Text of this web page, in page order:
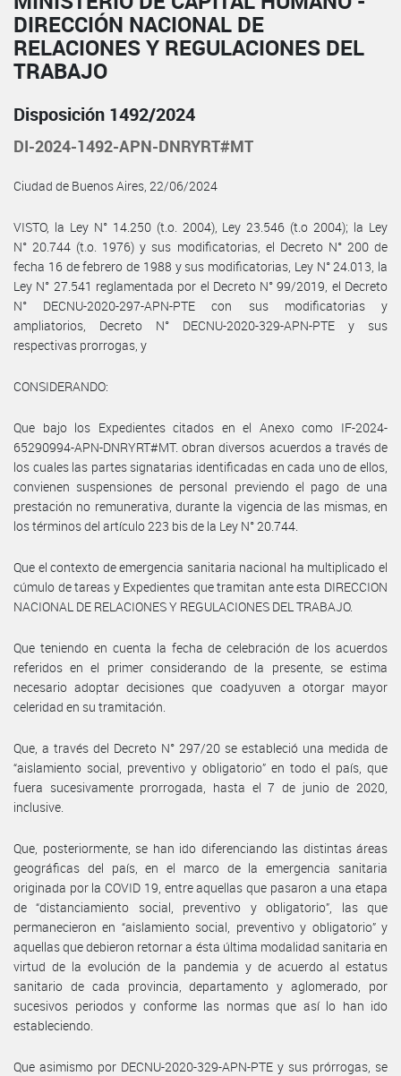
DIRECCIÓN NACIONAL DE
RELACIONES Y REGULACIONES DEL
TRABAJO
Disposición 1492/2024
DI-2024-1492-APN-DNRYRT#MT
Ciudad de Buenos Aires, 22/06/2024
VISTO, la Ley N° 14.250 (t.o. 2004), Ley 23.546 (t.o 2004); la Ley
N° 20.744 (t.o. 1976) y sus modificatorias, el Decreto N° 200 de
fecha 16 de febrero de 1988 y sus modificatorias, Ley N° 24.013, la
Ley N° 27.541 reglamentada por el Decreto N° 99/2019, el Decreto
N° DECNU-2020-297-APN-PTE con sus modificatorias y
ampliatorios, Decreto N° DECNU-2020-329-APN-PTE y sus
respectivas prorrogas, y
CONSIDERANDO:
Que bajo los Expedientes citados en el Anexo como IF-2024-
65290994-APN-DNRYRT#MT. obran diversos acuerdos a través de
los cuales las partes signatarias identificadas en cada uno de ellos,
convienen suspensiones de personal previendo el pago de una
prestación no remunerativa, durante la vigencia de las mismas, en
los términos del artículo 223 bis de la Ley N° 20.744.
Que el contexto de emergencia sanitaria nacional ha multiplicado el
cúmulo de tareas y Expedientes que tramitan ante esta DIRECCION
NACIONAL DE RELACIONES Y REGULACIONES DEL TRABAJO.
Que teniendo en cuenta la fecha de celebración de los acuerdos
referidos en el primer considerando de la presente, se estima
necesario adoptar decisiones que coadyuven a otorgar mayor
celeridad en su tramitación.
Que, a través del Decreto N° 297/20 se estableció una medida de
“aislamiento social, preventivo y obligatorio” en todo el país, que
fuera sucesivamente prorrogada, hasta el 7 de junio de 2020,
inclusive.
Que, posteriormente, se han ido diferenciando las distintas áreas
geográficas del país, en el marco de la emergencia sanitaria
originada por la COVID 19, entre aquellas que pasaron a una etapa
de “distanciamiento social, preventivo y obligatorio”, las que
permanecieron en “aislamiento social, preventivo y obligatorio” y
aquellas que debieron retornar a ésta última modalidad sanitaria en
virtud de la evolución de la pandemia y de acuerdo al estatus
sanitario de cada provincia, departamento y aglomerado, por
sucesivos periodos y conforme las normas que así lo han ido
estableciendo.
Que asimismo por DECNU-2020-329-APN-PTE y sus prórrogas, se